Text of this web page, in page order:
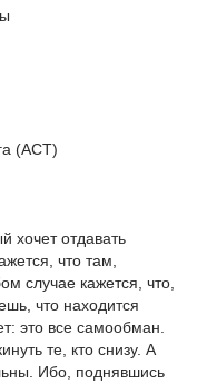
(АСТ)
хочет отдавать
что там,
случае кажется, что,
что находится
это все самообман.
те, кто снизу. А
Ибо, поднявшись